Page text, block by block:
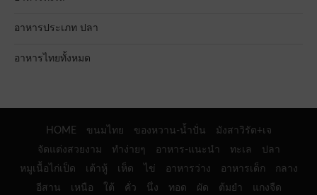
อาหารประเภท ปลา
อาหารไทยทั้งหมด
HOME ขนมไทย ของหวาน-น้ำปั่น
มังสาวิรัต+เจ
จัดแต่งสวยงาม
ทำง่ายๆ อาหาร-แนะนำ ทะเล
ปลา
หมูเนื้อไก่เป็ด
เต้าหู้ เห็ด ไข่ อาหารว่าง อาหารเด็ก
กลาง
อีสาน
เหนือ ใต้ คั่ว นึ่ง ทอด ผัด ต้มยำ แกงจืด